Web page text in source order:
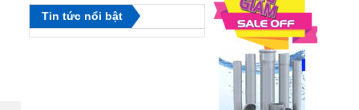
Tin tức nổi bật